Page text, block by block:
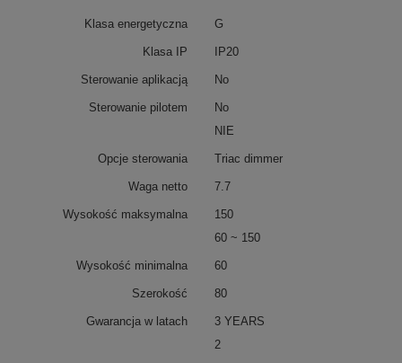
Klasa energetyczna G
Klasa IP IP20
Sterowanie aplikacją No
Sterowanie pilotem
No
NIE
Opcje sterowania Triac dimmer
Waga netto 7.7
Wysokość maksymalna
150
60 ~ 150
Wysokość minimalna 60
Szerokość 80
Gwarancja w latach
3 YEARS
2